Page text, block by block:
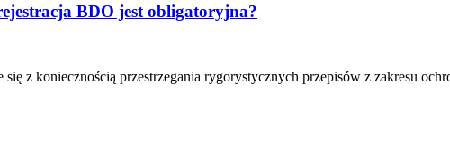
BDO jest obligatoryjna?
z koniecznością przestrzegania rygorystycznych przepisów z zakresu